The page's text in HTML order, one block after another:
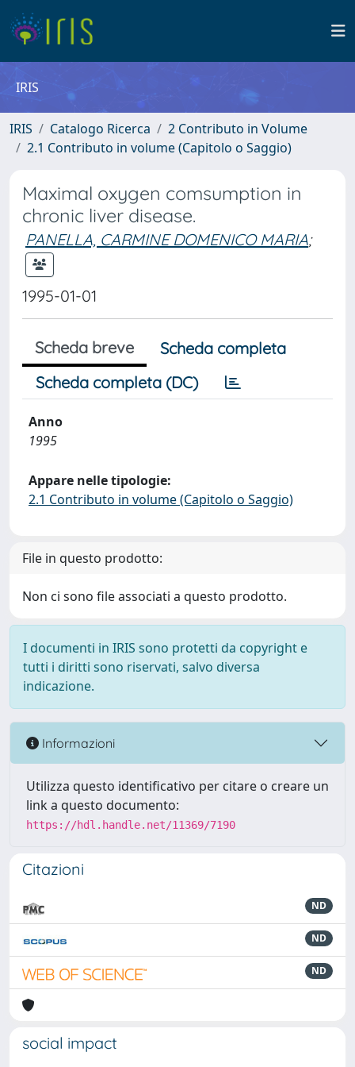
IRIS
IRIS Catalogo Ricerca
2 Contributo in Volume
2.1 Contributo in volume (Capitolo o Saggio)
Maximal oxygen comsumption in
chronic liver disease.
PANELLA, CARMINE DOMENICO MARIA;
1995-01-01
Scheda breve
Scheda completa
Scheda completa (DC)
Anno
1995
Appare nelle tipologie:
2.1 Contributo in volume (Capitolo o Saggio)
File in questo prodotto:
Non ci sono file associati a questo prodotto.
I documenti in IRIS sono protetti da copyright e
tutti i diritti sono riservati, salvo diversa
indicazione.
Informazioni
Utilizza questo identificativo per citare o creare un
link a questo documento:
https://hdl.handle.net/11369/7190
Citazioni
ND
ND
ND
social impact